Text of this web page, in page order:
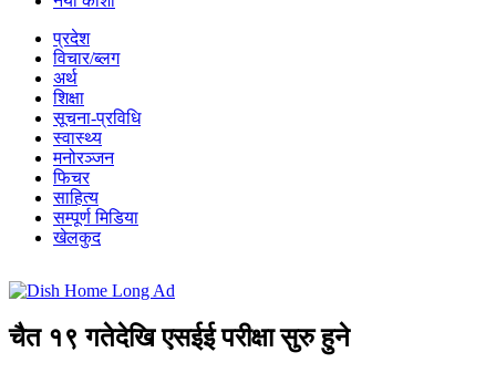
प्रदेश
विचार/ब्लग
अर्थ
शिक्षा
सूचना-प्रविधि
स्वास्थ्य
मनोरञ्जन
फिचर
साहित्य
सम्पूर्ण मिडिया
खेलकुद
चैत १९ गतेदेखि एसईई परीक्षा सुरु हुने